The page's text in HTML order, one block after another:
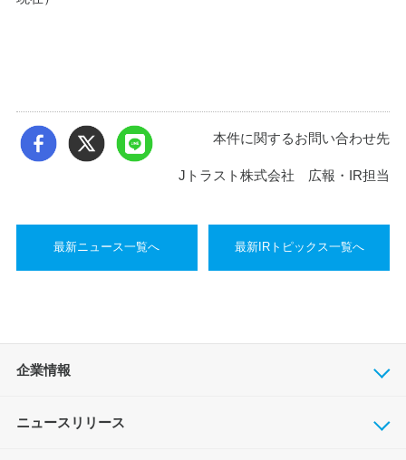
本件に関するお問い合わせ先
Jトラスト株式会社 広報・IR担当
最新ニュース一覧へ 最新IRトピックス一覧へ
企業情報
ニュースリリース